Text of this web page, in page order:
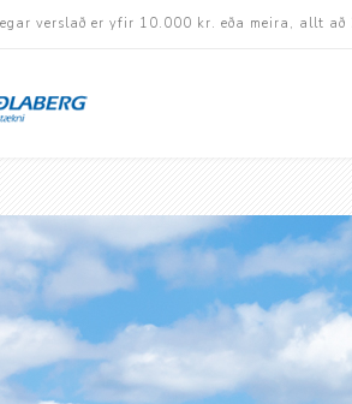
verslað er yfir 10.000 kr. eða meira, allt að
Aukabúnaður
Aflbúnaður og
Fastramma
Rafknúnir